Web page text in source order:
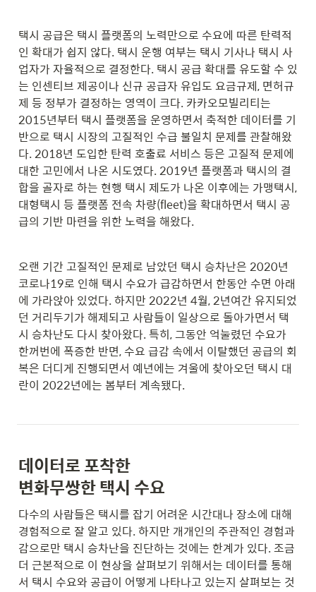
택시 공급은 택시 플랫폼의 노력만으로 수요에 따른 탄력적
인 확대가 쉽지 않다. 택시 운행 여부는 택시 기사나 택시 사
업자가 자율적으로 결정한다. 택시 공급 확대를 유도할 수 있
는 인센티브 제공이나 신규 공급자 유입도 요금규제, 면허규
제 등 정부가 결정하는 영역이 크다. 카카오모빌리티는
2015년부터 택시 플랫폼을 운영하면서 축적한 데이터를 기
반으로 택시 시장의 고질적인 수급 불일치 문제를 관찰해왔
다. 2018년 도입한 탄력 호출료 서비스 등은 고질적 문제에
대한 고민에서 나온 시도였다. 2019년 플랫폼과 택시의 결
합을 골자로 하는 현행 택시 제도가 나온 이후에는 가맹택시,
대형택시 등 플랫폼 전속 차량(fleet)을 확대하면서 택시 공
급의 기반 마련을 위한 노력을 해왔다.
오랜 기간 고질적인 문제로 남았던 택시 승차난은 2020년
코로나19로 인해 택시 수요가 급감하면서 한동안 수면 아래
에 가라앉아 있었다. 하지만 2022년 4월, 2년여간 유지되었
던 거리두기가 해제되고 사람들이 일상으로 돌아가면서 택
시 승차난도 다시 찾아왔다. 특히, 그동안 억눌렸던 수요가
한꺼번에 폭증한 반면, 수요 급감 속에서 이탈했던 공급의 회
복은 더디게 진행되면서 예년에는 겨울에 찾아오던 택시 대
란이 2022년에는 봄부터 계속됐다.
데이터로 포착한
변화무쌍한 택시 수요
다수의 사람들은 택시를 잡기 어려운 시간대나 장소에 대해
경험적으로 잘 알고 있다. 하지만 개개인의 주관적인 경험과
감으로만 택시 승차난을 진단하는 것에는 한계가 있다. 조금
더 근본적으로 이 현상을 살펴보기 위해서는 데이터를 통해
서 택시 수요와 공급이 어떻게 나타나고 있는지 살펴보는 것